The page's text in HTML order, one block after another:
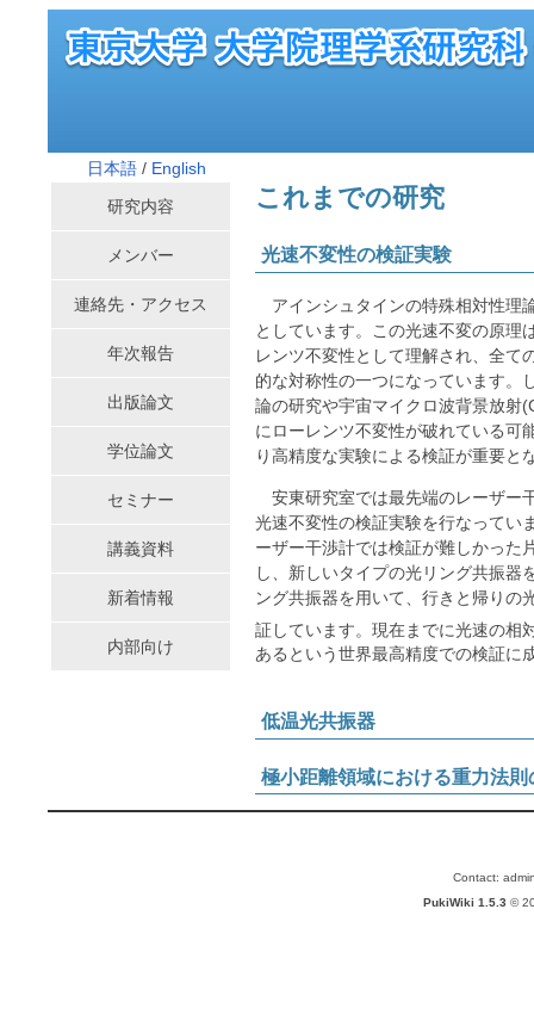
日本語 / English
研究内容
メンバー
連絡先・アクセス
年次報告
出版論文
学位論文
セミナー
講義資料
新着情報
内部向け
これまでの研究
光速不変性の検証実験
アインシュタインの特殊相対性理
としています。この光速不変の原理
レンツ不変性として理解され、全て
的な対称性の一つになっています。
論の研究や宇宙マイクロ波背景放射
にローレンツ不変性が破れている可
り高精度な実験による検証が重要と
安東研究室では最先端のレーザー
光速不変性の検証実験を行なってい
ーザー干渉計では検証が難しかった
し、新しいタイプの光リング共振器
ング共振器を用いて、行きと帰りの
証しています。現在までに光速の相
あるという世界最高精度での検証に
低温光共振器
極小距離領域における重力法
Contact:
PukiWiki 1.5.3 ©